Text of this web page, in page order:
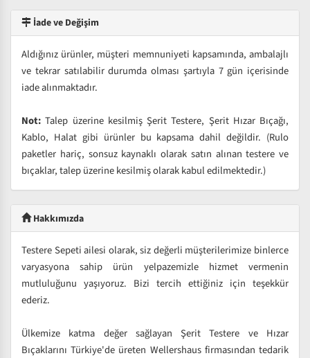
İade ve Değişim
Aldığınız ürünler, müşteri memnuniyeti kapsamında, ambalajlı
ve tekrar satılabilir durumda olması şartıyla 7 gün içerisinde
iade alınmaktadır.
Not: Talep üzerine kesilmiş Şerit Testere, Şerit Hızar Bıçağı,
Kablo, Halat gibi ürünler bu kapsama dahil değildir. (Rulo
paketler hariç, sonsuz kaynaklı olarak satın alınan testere ve
bıçaklar, talep üzerine kesilmiş olarak kabul edilmektedir.)
Hakkımızda
Testere Sepeti ailesi olarak, siz değerli müşterilerimize binlerce
varyasyona sahip ürün yelpazemizle hizmet vermenin
mutluluğunu yaşıyoruz. Bizi tercih ettiğiniz için teşekkür
ederiz.
Ülkemize katma değer sağlayan Şerit Testere ve Hızar
Bıçaklarını Türkiye'de üreten Wellershaus firmasından tedarik